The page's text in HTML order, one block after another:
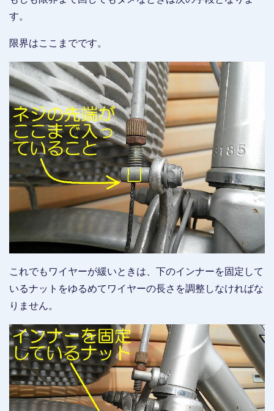
す。
限界はここまでです。
これでもワイヤーが緩いときは、下のインナーを固定して
いるナットをゆるめてワイヤーの長さを調整しなければな
りません。